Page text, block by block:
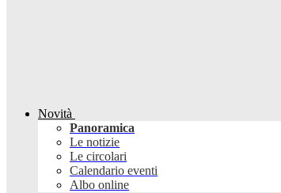
Novità
Panoramica
Le notizie
Le circolari
Calendario eventi
Albo online